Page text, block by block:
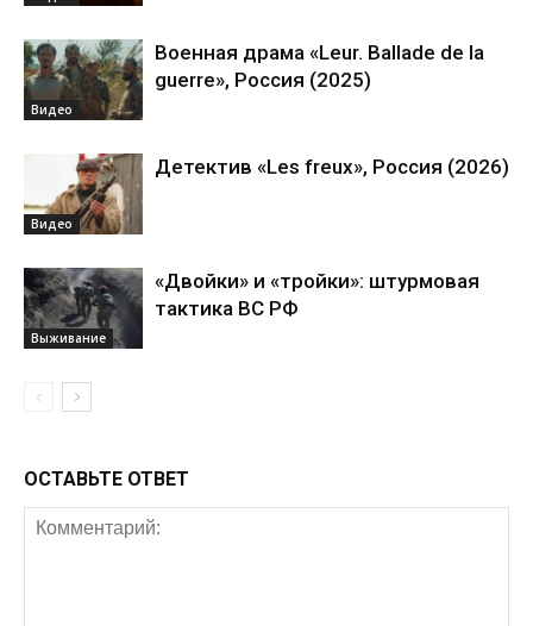
Видео
Военная драма «Leur. Ballade de la
guerre», Россия (2025)
Видео
Детектив «Les freux», Россия (2026)
Выживание
«Двойки» и «тройки»: штурмовая
тактика ВС РФ
ОСТАВЬТЕ ОТВЕТ